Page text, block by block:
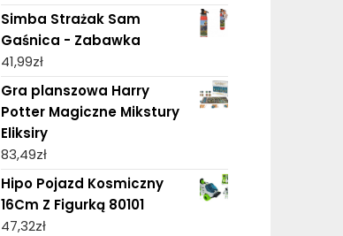
Simba Strażak Sam
Gaśnica - Zabawka
41,99zł
Gra planszowa Harry
Potter Magiczne Mikstury
Eliksiry
83,49zł
Hipo Pojazd Kosmiczny
16Cm Z Figurką 80101
47,32zł